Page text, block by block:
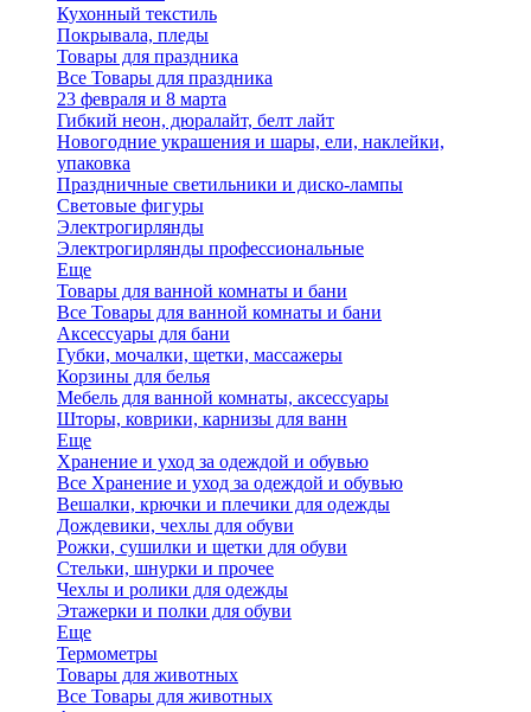
Кухонный текстиль
Покрывала, пледы
Товары для праздника
Все Товары для праздника
23 февраля и 8 марта
Гибкий неон, дюралайт, белт лайт
Новогодние украшения и шары, ели, наклейки,
упаковка
Праздничные светильники и диско-лампы
Световые фигуры
Электрогирлянды
Электрогирлянды профессиональные
Еще
Товары для ванной комнаты и бани
Все Товары для ванной комнаты и бани
Аксессуары для бани
Губки, мочалки, щетки, массажеры
Корзины для белья
Мебель для ванной комнаты, аксессуары
Шторы, коврики, карнизы для ванн
Еще
Хранение и уход за одеждой и обувью
Все Хранение и уход за одеждой и обувью
Вешалки, крючки и плечики для одежды
Дождевики, чехлы для обуви
Рожки, сушилки и щетки для обуви
Стельки, шнурки и прочее
Чехлы и ролики для одежды
Этажерки и полки для обуви
Еще
Термометры
Товары для животных
Все Товары для животных